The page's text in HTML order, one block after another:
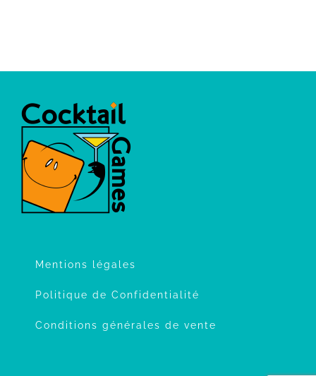
Mentions légales
Politique de Confidentialité
Conditions générales de vente